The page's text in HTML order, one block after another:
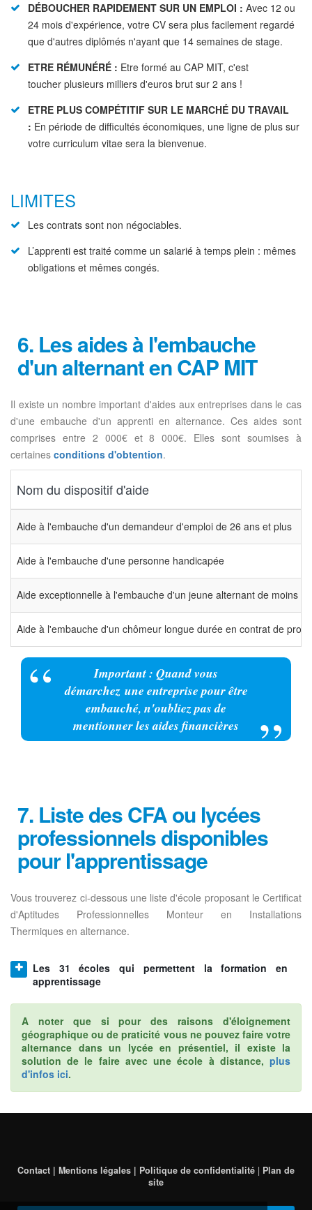
DÉBOUCHER RAPIDEMENT SUR UN EMPLOI : Avec 12 ou
24 mois d'expérience, votre CV sera plus facilement regardé
que d'autres diplômés n'ayant que 14 semaines de stage.
ETRE RÉMUNÉRÉ : Etre formé au CAP MIT, c'est
toucher plusieurs milliers d'euros brut sur 2 ans !
ETRE PLUS COMPÉTITIF SUR LE MARCHÉ DU TRAVAIL
: En période de difficultés économiques, une ligne de plus sur
votre curriculum vitae sera la bienvenue.
LIMITES
Les contrats sont non négociables.
L’apprenti est traité comme un salarié à temps plein : mêmes
obligations et mêmes congés.
6. Les aides à l'embauche
d'un alternant en CAP MIT
Il existe un nombre important d'aides aux entreprises dans le cas
d'une embauche d'un apprenti en alternance. Ces aides sont
comprises entre 2 000€ et 8 000€. Elles sont soumises à
certaines conditions d'obtention.
Nom du dispositif d'aide
Aide à l'embauche d'un demandeur d'emploi de 26 ans et plus
Aide à l'embauche d'une personne handicapée
Aide exceptionnelle à l'embauche d'un jeune alternant de moins
Aide à l'embauche d'un chômeur longue durée en contrat de
Important : Quand vous
démarchez une entreprise pour être
embauché, n'oubliez pas de
mentionner les aides financières
7. Liste des CFA ou lycées
professionnels disponibles
pour l'apprentissage
Vous trouverez ci-dessous une liste d'école proposant le Certificat
d'Aptitudes Professionnelles Monteur en Installations
Thermiques en alternance.
Les 31 écoles qui permettent la formation en
apprentissage
A noter que si pour des raisons d'éloignement
géographique ou de praticité vous ne pouvez faire votre
alternance dans un lycée en présentiel, il existe la
solution de le faire avec une école à distance, plus
d'infos ici.
Contact | Mentions légales | Politique de confidentialité | Plan de
site